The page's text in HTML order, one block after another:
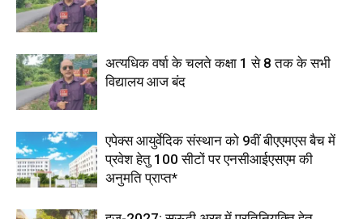
अत्यधिक वर्षा के चलते कक्षा 1 से 8 तक के सभी
विद्यालय आज बंद
एपेक्स आयुर्वेदिक संस्थान को 9वीं बीएएमएस बैच में
प्रवेश हेतु 100 सीटों पर एनसीआईएसएम की
अनुमति प्राप्त*